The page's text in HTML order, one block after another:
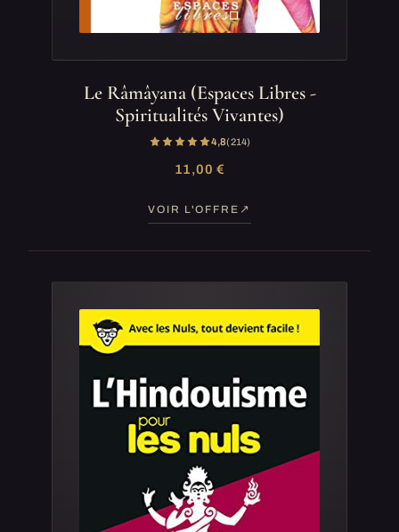
Le Râmâyana (Espaces Libres -
Spiritualités Vivantes)
4,8(214)
11,00 €
VOIR L'OFFRE